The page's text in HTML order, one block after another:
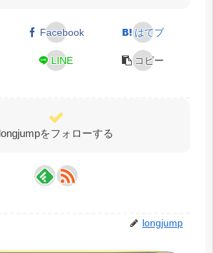
Facebook はてブ
LINE コピー
longjumpをフォローする
longjump